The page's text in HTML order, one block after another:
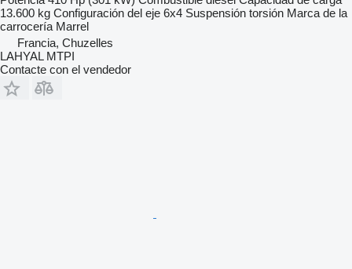
13.600 kg Configuración del eje 6x4 Suspensión torsión Marca de la
carrocería Marrel
Francia, Chuzelles
LAHYAL MTPI
Contacte con el vendedor